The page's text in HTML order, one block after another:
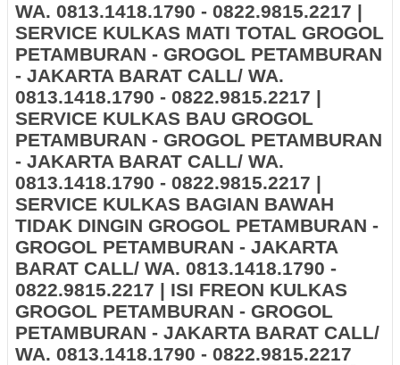
WA. 0813.1418.1790 - 0822.9815.2217 |
SERVICE KULKAS MATI TOTAL GROGOL
PETAMBURAN - GROGOL PETAMBURAN
- JAKARTA BARAT CALL/ WA.
0813.1418.1790 - 0822.9815.2217 |
SERVICE KULKAS BAU GROGOL
PETAMBURAN - GROGOL PETAMBURAN
- JAKARTA BARAT CALL/ WA.
0813.1418.1790 - 0822.9815.2217 |
SERVICE KULKAS BAGIAN BAWAH
TIDAK DINGIN GROGOL PETAMBURAN -
GROGOL PETAMBURAN - JAKARTA
BARAT CALL/ WA. 0813.1418.1790 -
0822.9815.2217 | ISI FREON KULKAS
GROGOL PETAMBURAN - GROGOL
PETAMBURAN - JAKARTA BARAT CALL/
WA. 0813.1418.1790 - 0822.9815.2217